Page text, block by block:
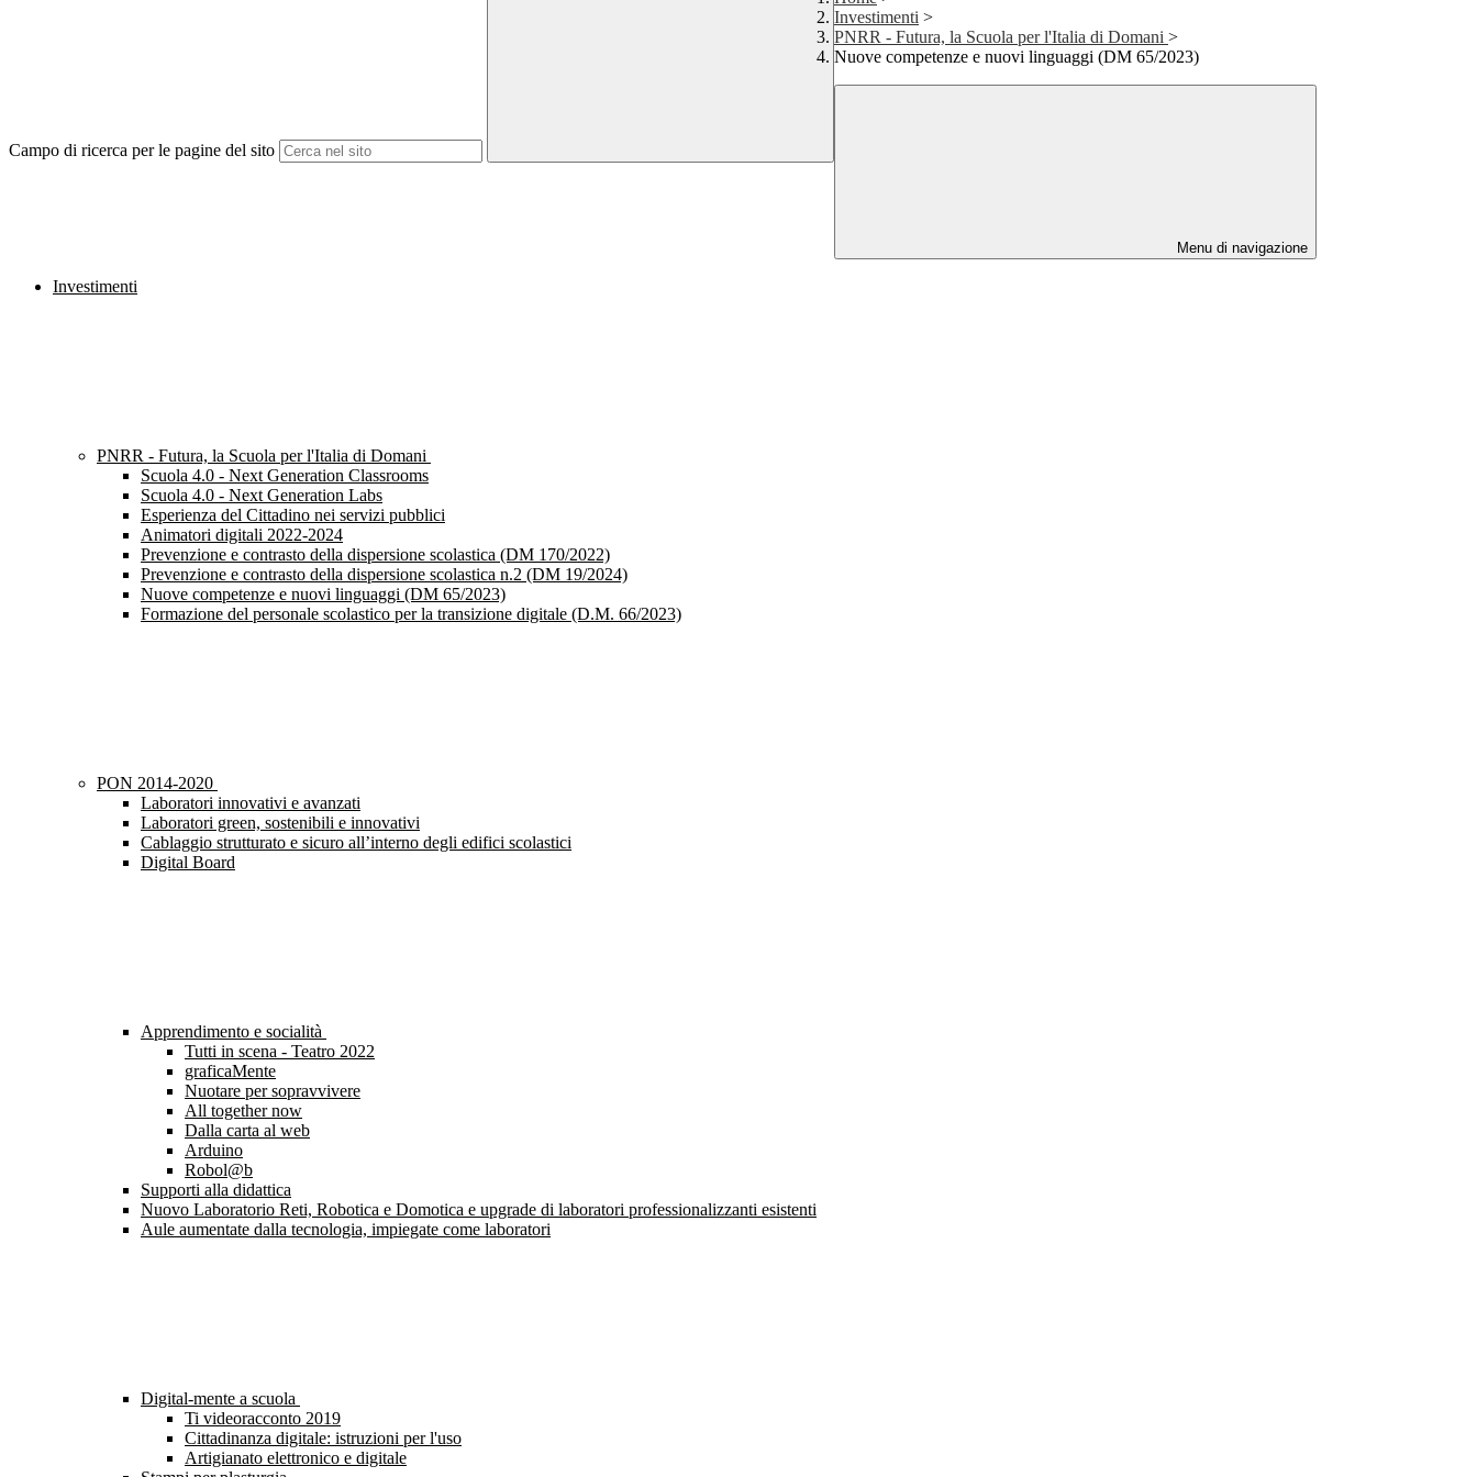
Campo di ricerca per le pagine del sito
Investimenti >
PNRR - Futura, la Scuola per l'Italia di Domani >
Nuove competenze e nuovi linguaggi (DM 65/2023)
Menu di navigazione
Investimenti
PNRR - Futura, la Scuola per l'Italia di Domani
Scuola 4.0 - Next Generation Classrooms
Scuola 4.0 - Next Generation Labs
Esperienza del Cittadino nei servizi pubblici
Animatori digitali 2022-2024
Prevenzione e contrasto della dispersione scolastica (DM 170/2022)
Prevenzione e contrasto della dispersione scolastica n.2 (DM 19/2024)
Nuove competenze e nuovi linguaggi (DM 65/2023)
Formazione del personale scolastico per la transizione digitale (D.M. 66/2023)
PON 2014-2020
Laboratori innovativi e avanzati
Laboratori green, sostenibili e innovativi
Cablaggio strutturato e sicuro all’interno degli edifici scolastici
Digital Board
Apprendimento e socialità
Tutti in scena - Teatro 2022
graficaMente
Nuotare per sopravvivere
All together now
Dalla carta al web
Arduino
Robol@b
Supporti alla didattica
Nuovo Laboratorio Reti, Robotica e Domotica e upgrade di laboratori professionalizzanti esistenti
Aule aumentate dalla tecnologia, impiegate come laboratori
Digital-mente a scuola
Ti videoracconto 2019
Cittadinanza digitale: istruzioni per l'uso
Artigianato elettronico e digitale